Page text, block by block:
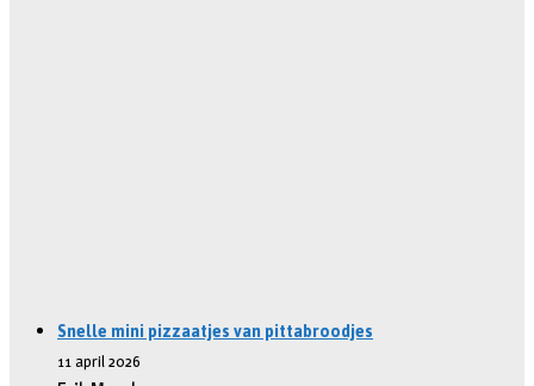
Snelle mini pizzaatjes van pittabroodjes
11 april 2026